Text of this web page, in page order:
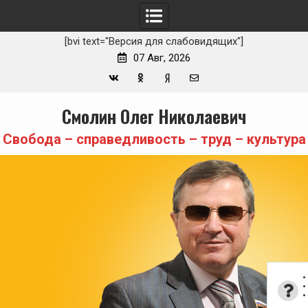
[bvi text="Версия для слабовидящих"]
07 Авг, 2026
Zen
mail
content
Смолин Олег Николаевич
Свобода – справедливость – труд – культура